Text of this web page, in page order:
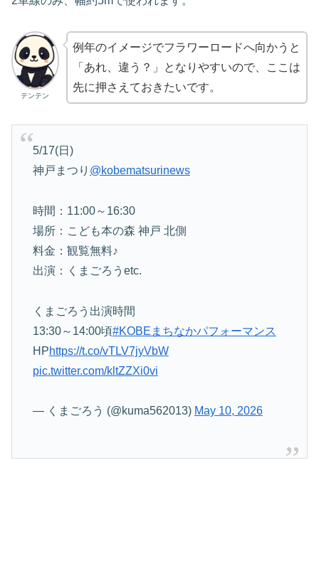
テンテン
例年のイメージでフラワーロードへ向かうと
「あれ、違う？」となりやすいので、ここは
先に押さえておきたいです。
5/17(日)
神戸まつり @kobematsurinews
時間：11:00～16:30
場所：こども本の森 神戸 北側
料金：観覧無料♪
出演：くまごろうetc.
くまごろう出演時間
13:30～14:00頃#KOBEまちなかパフォーマンス
HPhttps://t.co/vTLV7jyVbW
pic.twitter.com/kltZZXi0vi
— くまごろう (@kuma562013) May 10, 2026